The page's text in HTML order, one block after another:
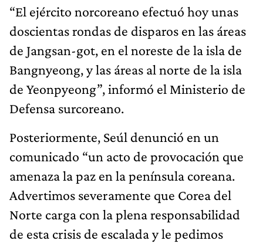
“El ejército norcoreano efectuó hoy unas
doscientas rondas de disparos en las áreas
de Jangsan-got, en el noreste de la isla de
Bangnyeong, y las áreas al norte de la isla
de Yeonpyeong”, informó el Ministerio de
Defensa surcoreano.
Posteriormente, Seúl denunció en un
comunicado “un acto de provocación que
amenaza la paz en la península coreana.
Advertimos severamente que Corea del
Norte carga con la plena responsabilidad
de esta crisis de escalada y le pedimos